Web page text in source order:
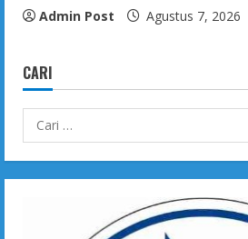
Admin Post Agustus 7, 2026
CARI
Cari
untuk: